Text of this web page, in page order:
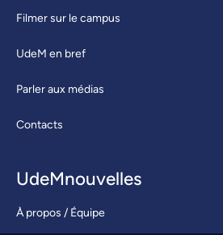
Filmer sur le campus
UdeM en bref
Parler aux médias
Contacts
UdeMnouvelles
À propos / Équipe